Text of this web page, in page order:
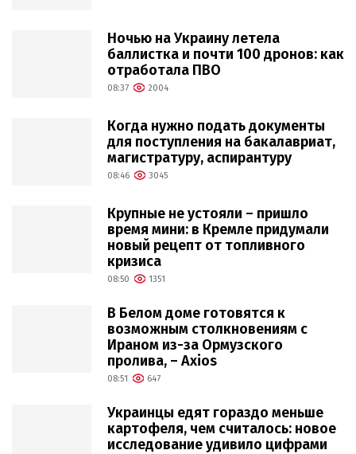
Ночью на Украину летела
баллистка и почти 100 дронов: как
отработала ПВО
08:37 2004
Когда нужно подать документы
для поступления на бакалавриат,
магистратуру, аспирантуру
08:46 3045
Крупные не устояли – пришло
время мини: в Кремле придумали
новый рецепт от топливного
кризиса
08:50 1351
В Белом доме готовятся к
возможным столкновениям с
Ираном из-за Ормузского
пролива, – Axios
08:51 647
Украинцы едят гораздо меньше
картофеля, чем считалось: новое
исследование удивило цифрами